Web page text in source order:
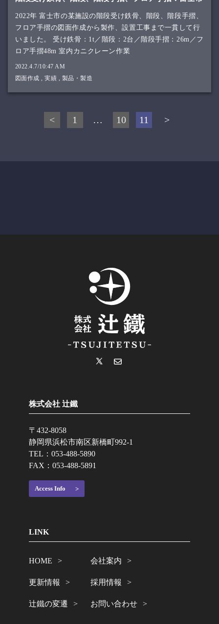
2022年 富士市の某施設の階段受け鉄骨、階段、階段手摺、
フロア手摺の図面作成から製作、設置工事まで一貫して行
いました。 受け鉄骨：1t／階段：2台／階段手摺：26m／フ
ロア手摺48m 室内カニクレーン作業
2022.4.7/10:47 AM
図面作成 ,実績 製品・製造
< 1 … 10 11 >
株式会社 辻鐵
〒432-8058
静岡県浜松市南区新橋町992-1
TEL：053-488-5890
FAX：053-488-5891
Access Info
LINK
HOME
更新情報
辻鐵の変遷
会社案内
採用情報
お問い合わせ